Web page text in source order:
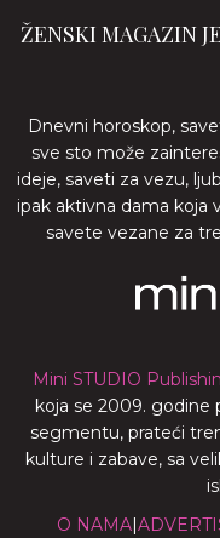
ŽENSKI MAGAZIN
Dnevni horoskop,
sve sto može
ideje, saveti za vezu,
ipak aktivna dama koja
savete vezane za
Mini STUDIO
koja se 2009. godine
segmentu, prateći
kulture i zabave, sa
O NAMA|